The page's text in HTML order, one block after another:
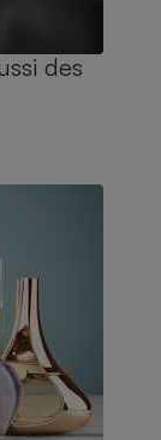
des